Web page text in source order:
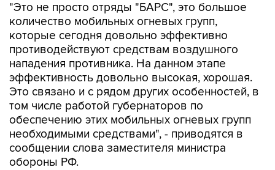
"Это не просто отряды "БАРС", это большое
количество мобильных огневых групп,
которые сегодня довольно эффективно
противодействуют средствам воздушного
нападения противника. На данном этапе
эффективность довольно высокая, хорошая.
Это связано и с рядом других особенностей, в
том числе работой губернаторов по
обеспечению этих мобильных огневых групп
необходимыми средствами", - приводятся в
сообщении слова заместителя министра
обороны РФ.